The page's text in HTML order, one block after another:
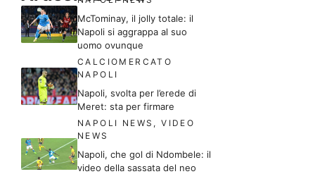
McTominay, il jolly totale: il
Napoli si aggrappa al suo
uomo ovunque
CALCIOMERCATO
NAPOLI
Napoli, svolta per l’erede di
Meret: sta per firmare
NAPOLI NEWS ,VIDEO
NEWS
Napoli, che gol di Ndombele: il
video della sassata del neo